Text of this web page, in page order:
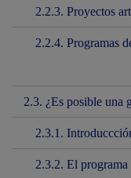
2.2.3. Proyectos
2.2.4. Programas
2.3. ¿Es posible una
2.3.1.
2.3.2. El